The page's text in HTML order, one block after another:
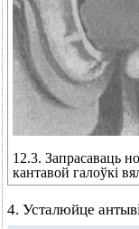
12.3. Запрасаваць
кантавой галоўкі
4. Усталюйце